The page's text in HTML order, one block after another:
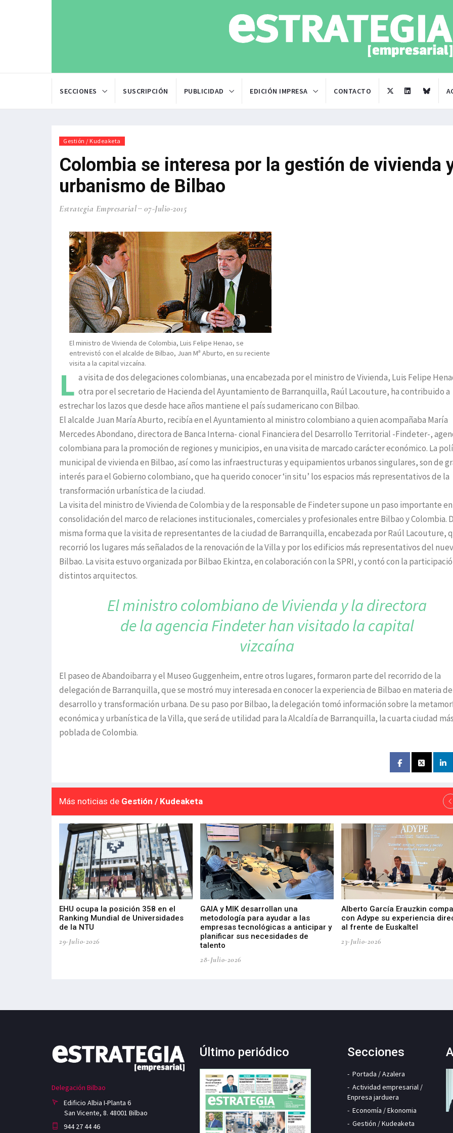
SECCIONES SUSCRIPCIÓN PUBLICIDAD EDICIÓN IMPRESA CONTACTO
Gestión / Kudeaketa
Colombia se interesa por la gestión de vivienda
urbanismo de Bilbao
Estrategia Empresarial 07-Julio-2015
El ministro de Vivienda de Colombia, Luis Felipe Henao, se
entrevistó con el alcalde de Bilbao, Juan Mª Aburto, en su reciente
visita a la capital vizcaína.
L a visita de dos delegaciones colombianas, una encabezada por el ministro de Vivienda, Luis Felipe
otra por el secretario de Hacienda del Ayuntamiento de Barranquilla, Raúl Lacouture, ha contribuido a
estrechar los lazos que desde hace años mantiene el país sudamericano con Bilbao.
El alcalde Juan María Aburto, recibía en el Ayuntamiento al ministro colombiano a quien acompañaba María
Mercedes Abondano, directora de Banca Interna- cional Financiera del Desarrollo Territorial -Findeter-,
colombiana para la promoción de regiones y municipios, en una visita de marcado carácter económico. La
municipal de vivienda en Bilbao, así como las infraestructuras y equipamientos urbanos singulares, son de
interés para el Gobierno colombiano, que ha querido conocer ‘in situ’ los espacios más representativos de la
transformación urbanística de la ciudad.
La visita del ministro de Vivienda de Colombia y de la responsable de Findeter supone un paso importante
consolidación del marco de relaciones institucionales, comerciales y profesionales entre Bilbao y Colombia.
misma forma que la visita de representantes de la ciudad de Barranquilla, encabezada por Raúl Lacouture,
recorrió los lugares más señalados de la renovación de la Villa y por los edificios más representativos del
Bilbao. La visita estuvo organizada por Bilbao Ekintza, en colaboración con la SPRI, y contó con la
distintos arquitectos.
El ministro colombiano de Vivienda yla directora
de la agencia Findeterhan visitado la capital
vizcaína
El paseo de Abandoibarra y el Museo Guggenheim, entre otros lugares, formaron parte del recorrido de la
delegación de Barranquilla, que se mostró muy interesada en conocer la experiencia de Bilbao en materia de
desarrollo y transformación urbana. De su paso por Bilbao, la delegación tomó información sobre la
económica y urbanística de la Villa, que será de utilidad para la Alcaldía de Barranquilla, la cuarta ciudad más
poblada de Colombia.
Más noticias de Gestión / Kudeaketa
EHU ocupa la posición 358 en el
Ranking Mundial de Universidades
de la NTU
29-Julio-2026
GAIA y MIK desarrollan una
metodología para ayudar a las
empresas tecnológicas a anticipar y
planificar sus necesidades de
talento
28-Julio-2026
Alberto García Erauzkin
con Adype su experiencia
al frente de Euskaltel
23-Julio-2026
Delegación Bilbao
Edificio Albia I-Planta 6
San Vicente, 8. 48001 Bilbao
944 27 44 46
Último periódico Secciones
Portada / Azalera
Actividad empresarial /
Enpresa jarduera
Economía / Ekonomia
Gestión / Kudeaketa